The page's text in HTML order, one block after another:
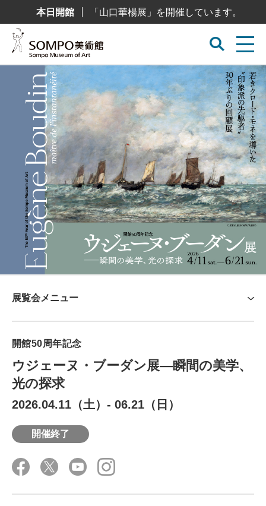
テ
本日開館 「山口華楊展」を開催しています。
展覧会メニュー
展覧会概要
みどころ
作者について
主な作品
関連イベント
主催・協賛
開館50周年記念
ウジェーヌ・ブーダン展―瞬間の美学、
光の探求
2026.04.11（土） - 06.21（日）
開催終了